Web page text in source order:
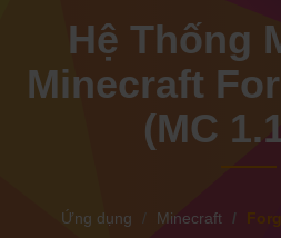
Hệ Thống
Minecraft
(MC
Ứng dụng Minecraft